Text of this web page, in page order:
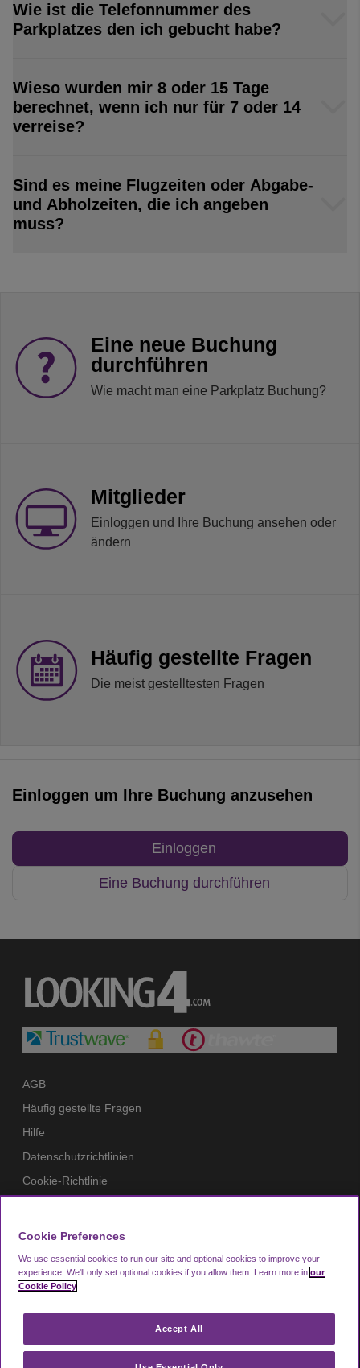
Wie ist die Telefonnummer des
Parkplatzes den ich gebucht habe?
Wieso wurden mir 8 oder 15 Tage
berechnet, wenn ich nur für 7 oder 14
verreise?
Sind es meine Flugzeiten oder Abgabe-
und Abholzeiten, die ich angeben
muss?
Eine neue Buchung
durchführen
Wie macht man eine Parkplatz Buchung?
Mitglieder
Einloggen und Ihre Buchung ansehen oder
ändern
Häufig gestellte Fragen
Die meist gestelltesten Fragen
Einloggen um Ihre Buchung anzusehen
Einloggen
Eine Buchung durchführen
AGB
Häufig gestellte Fragen
Hilfe
Datenschutzrichtlinien
Cookie-Richtlinie
Zahlungsmittel
Hier vom Vertrag zurücktreten
Group.
Cookie Preferences
We use essential cookies to run our site and optional cookies to improve your
experience. We'll only set optional cookies if you allow them. Learn more in our
Cookie Policy
Accept All